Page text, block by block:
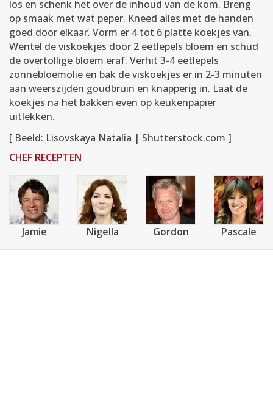
los en schenk het over de inhoud van de kom. Breng
op smaak met wat peper. Kneed alles met de handen
goed door elkaar. Vorm er 4 tot 6 platte koekjes van.
Wentel de viskoekjes door 2 eetlepels bloem en schud
de overtollige bloem eraf. Verhit 3-4 eetlepels
zonnebloemolie en bak de viskoekjes er in 2-3 minuten
aan weerszijden goudbruin en knapperig in. Laat de
koekjes na het bakken even op keukenpapier
uitlekken.
[ Beeld: Lisovskaya Natalia | Shutterstock.com ]
CHEF RECEPTEN
Jamie Nigella Gordon Pascale